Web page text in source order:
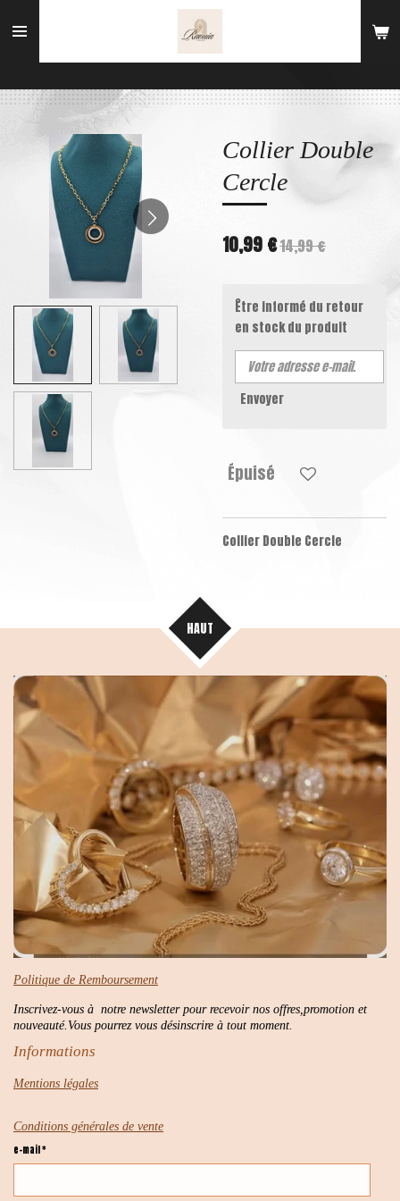
au
Collier Double
Cercle
10,99 €14,99 €
Être informé du retour
en stock du produit
Envoyer
Épuisé
Collier Double Cercle
HAUT
Politique de Remboursement
Inscrivez-vous à notre newsletter pour recevoir nos offres,promotion et
nouveauté.Vous pourrez vous désinscrire à tout moment.
Informations
Mentions légales
Conditions générales de vente
e-mail *